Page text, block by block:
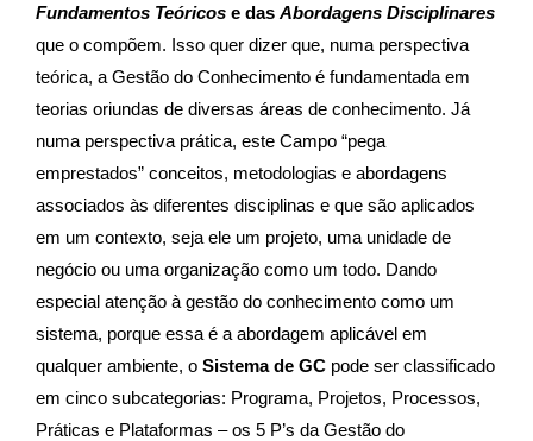
Fundamentos Teóricos e das Abordagens Disciplinares
que o compõem. Isso quer dizer que, numa perspectiva
teórica, a Gestão do Conhecimento é fundamentada em
teorias oriundas de diversas áreas de conhecimento. Já
numa perspectiva prática, este Campo “pega
emprestados” conceitos, metodologias e abordagens
associados às diferentes disciplinas e que são aplicados
em um contexto, seja ele um projeto, uma unidade de
negócio ou uma organização como um todo. Dando
especial atenção à gestão do conhecimento como um
sistema, porque essa é a abordagem aplicável em
qualquer ambiente, o Sistema de GC pode ser classificado
em cinco subcategorias: Programa, Projetos, Processos,
Práticas e Plataformas – os 5 P’s da Gestão do